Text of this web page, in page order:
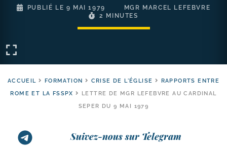
PUBLIÉ LE 9 MAI 1979
MGR MARCEL LEFEBVRE
2 MINUTES
ACCUEIL FORMATION CRISE DE L'ÉGLISE
RAPPORTS ENTRE
ROME ET LA FSSPX
LETTRE DE MGR LEFEBVRE AU CARDINAL
SEPER DU 9 MAI 1979
Suivez-nous sur Telegram